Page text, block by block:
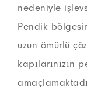
nedeniyle
Pendik
uzun ömürlü
kapılarınızın